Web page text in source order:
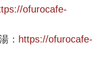
ofurocafe-
： https://ofurocafe-